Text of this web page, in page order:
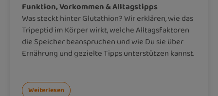
Funktion, Vorkommen & Alltagstipps
Was steckt hinter Glutathion? Wir erklären, wie das
Tripeptid im Körper wirkt, welche Alltagsfaktoren
die Speicher beanspruchen und wie Du sie über
Ernährung und gezielte Tipps unterstützen kannst.
Weiterlesen